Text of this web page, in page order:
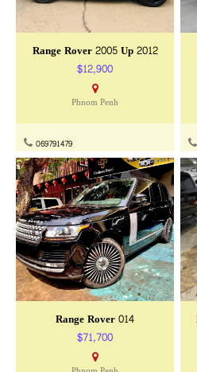
Range Rover 2005 Up 2012
$12,900
Phnom Penh
069791479
Range Rover 014
$71,700